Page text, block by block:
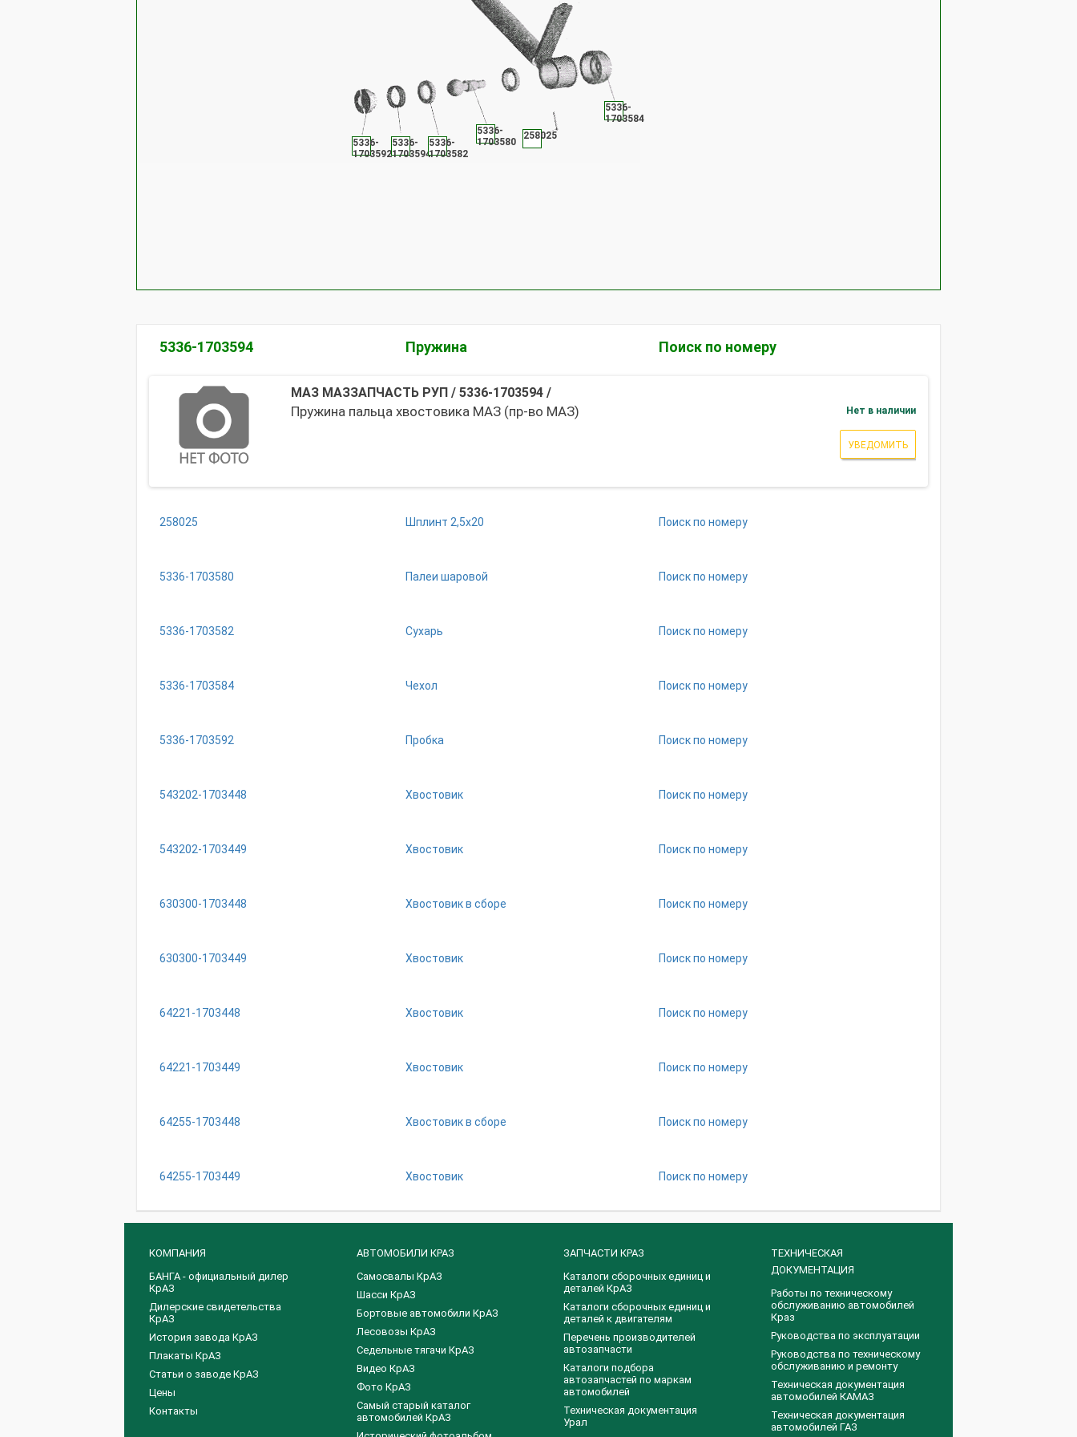
5336-
1703592
5336-
1703594
5336-
1703582
5336-
1703580
258025
5336-
1703584
5336-1703594 Пружина Поиск по номеру
МАЗ МАЗЗАПЧАСТЬ РУП/ 5336-1703594/
Пружина пальца хвостовика МАЗ (пр-во МАЗ) Нет в наличии
УВЕДОМИТЬ
258025 Шплинт 2,5х20 Поиск по номеру
5336-1703580 Палеи шаровой Поиск по номеру
5336-1703582 Сухарь Поиск по номеру
5336-1703584 Чехол Поиск по номеру
5336-1703592 Пробка Поиск по номеру
543202-1703448 Хвостовик Поиск по номеру
543202-1703449 Хвостовик Поиск по номеру
630300-1703448 Хвостовик в сборе Поиск по номеру
630300-1703449 Хвостовик Поиск по номеру
64221-1703448 Хвостовик Поиск по номеру
64221-1703449 Хвостовик Поиск по номеру
64255-1703448 Хвостовик в сборе Поиск по номеру
64255-1703449 Хвостовик Поиск по номеру
КОМПАНИЯ
БАНГА - официальный дилер
КрАЗ
Дилерские свидетельства
КрАЗ
История завода КрАЗ
Плакаты КрАЗ
Статьи о заводе КрАЗ
Цены
Контакты
АВТОМОБИЛИ КРАЗ
Самосвалы КрАЗ
Шасси КрАЗ
Бортовые автомобили КрАЗ
Лесовозы КрАЗ
Седельные тягачи КрАЗ
Видео КрАЗ
Фото КрАЗ
Самый старый каталог
автомобилей КрАЗ
ЗАПЧАСТИ КРАЗ
Каталоги сборочных единиц и
деталей КрАЗ
​Каталоги сборочных единиц и
деталей к двигателям
Перечень производителей
автозапчасти
Каталоги подбора
автозапчастей по маркам
автомобилей
Техническая документация
Урал
ТЕХНИЧЕСКАЯ
ДОКУМЕНТАЦИЯ
Работы по техническому
обслуживанию автомобилей
Краз
Руководства по эксплуатации
Руководства по техническому
обслуживанию и ремонту
Техническая документация
автомобилей КАМАЗ
Техническая документация
автомобилей ГАЗ